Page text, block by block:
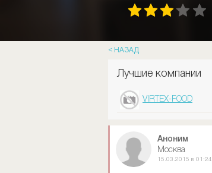
НАЗАД
Лучшие компании
VIRTEX-FOOD
Аноним
Москва
15.03.2015 в 01:24